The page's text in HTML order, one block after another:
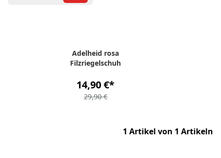
Adelheid rosa
Filzriegelschuh
14,90 €*
29,90 €
1 Artikel von 1 Artikeln